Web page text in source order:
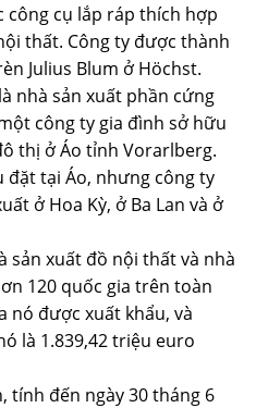
công cụ lắp ráp thích hợp
thất. Công ty được thành
Julius Blum ở Höchst.
nhà sản xuất phần cứng
công ty gia đình sở hữu
thị ở Áo tỉnh Vorarlberg.
đặt tại Áo, nhưng công ty
ở Hoa Kỳ, ở Ba Lan và ở
sản xuất đồ nội thất và nhà
120 quốc gia trên toàn
nó được xuất khẩu, và
là 1.839,42 triệu euro
tính đến ngày 30 tháng 6